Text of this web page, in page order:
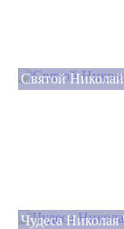
Святой
Чудеса Николая